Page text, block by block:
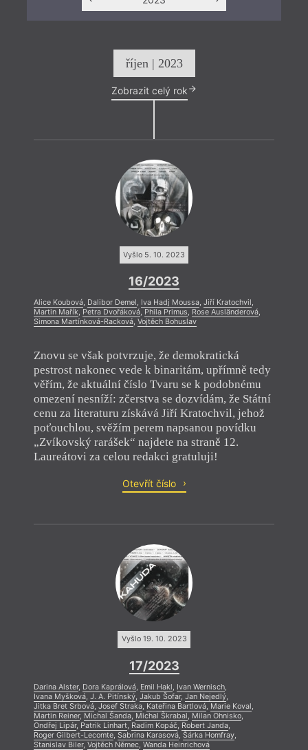
říjen | 2023
Zobrazit celý rok
Vyšlo 5. 10. 2023
16/2023
Alice Koubová, Dalibor Demel, Iva Hadj Moussa, Jiří Kratochvil,
Martin Mařík, Petra Dvořáková, Phila Primus, Rose Ausländerová,
Simona Martínková-Racková, Vojtěch Bohuslav
Znovu se však potvrzuje, že demokratická
pestrost nakonec vede k binaritám, upřímně tedy
věřím, že aktuální číslo Tvaru se k podobnému
omezení nesníží: zčerstva se dozvídám, že Státní
cenu za literaturu získává Jiří Kratochvil, jehož
poťouchlou, svěžím perem napsanou povídku
„Zvíkovský rarášek“ najdete na straně 12.
Laureátovi za celou redakci gratuluji!
Otevřít číslo
Vyšlo 19. 10. 2023
17/2023
Darina Alster, Dora Kaprálová, Emil Hakl, Ivan Wernisch,
Ivana Myšková, J. A. Pitínský, Jakub Šofar, Jan Nejedlý,
Jitka Bret Srbová, Josef Straka, Kateřina Bartlová, Marie Koval,
Martin Reiner, Michal Šanda, Michal Škrabal, Milan Ohnisko,
Ondřej Lipár, Patrik Linhart, Radim Kopáč, Robert Janda,
Roger Gilbert-Lecomte, Sabrina Karasová, Šárka Homfray,
Stanislav Biler, Vojtěch Němec, Wanda Heinrichová